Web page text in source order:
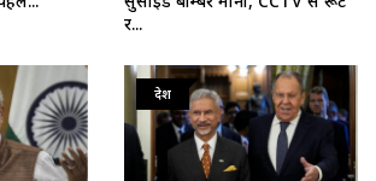
र...
देश